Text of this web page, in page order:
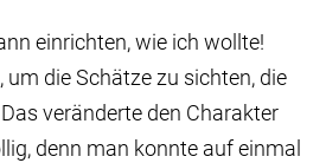
einrichten, wie ich wollte!
um die Schätze zu sichten, die
veränderte den Charakter
denn man konnte auf einmal